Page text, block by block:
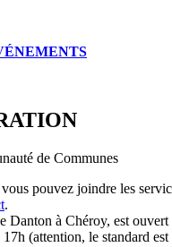
de Communes
pouvez joindre les
.
Danton à Chéroy, est
(attention, le standard